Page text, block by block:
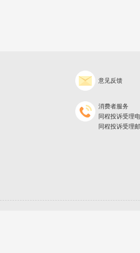
意见反馈
消费者服务
同程投诉受理
同程投诉受理